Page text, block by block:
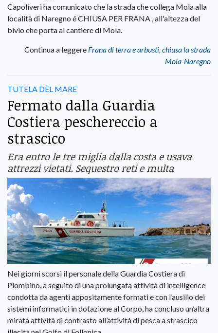
Capoliveri ha comunicato che la strada che collega Mola alla
località di Naregno é CHIUSA PER FRANA , all'altezza del
bivio che porta al cantiere di Mola.
Continua a leggere Frana di terra e arbusti, chiusa la strada
Mola-Naregno
TUTELA DEL MARE
Fermato dalla Guardia
Costiera peschereccio a
strascico
Era entro le tre miglia dalla costa e usava
attrezzi vietati. Sequestro reti e multa
Nei giorni scorsi il personale della Guardia Costiera di
Piombino, a seguito di una prolungata attività di intelligence
condotta da agenti appositamente formati e con l’ausilio dei
sistemi informatici in dotazione al Corpo, ha concluso un’altra
mirata attività di contrasto all’attività di pesca a strascico